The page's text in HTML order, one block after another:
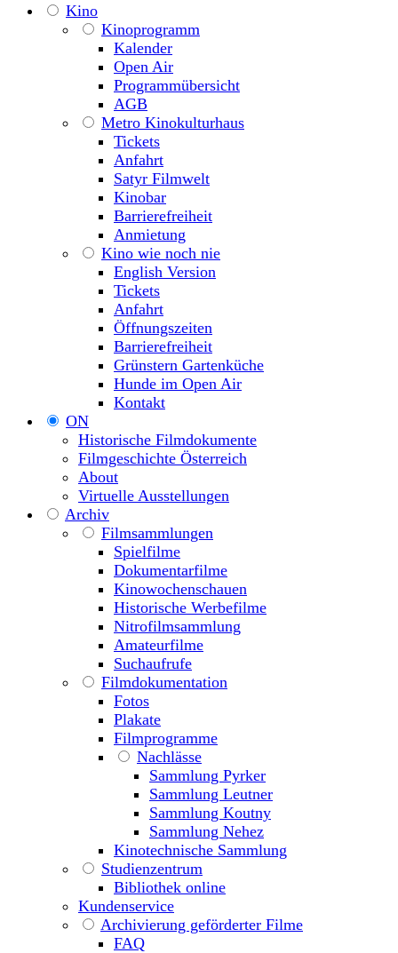
Kino
Kinoprogramm
Kalender
Open Air
Programmübersicht
AGB
Metro Kinokulturhaus
Tickets
Anfahrt
Satyr Filmwelt
Kinobar
Barrierefreiheit
Anmietung
Kino wie noch nie
English Version
Tickets
Anfahrt
Öffnungszeiten
Barrierefreiheit
Grünstern Gartenküche
Hunde im Open Air
Kontakt
ON
Historische Filmdokumente
Filmgeschichte Österreich
About
Virtuelle Ausstellungen
Archiv
Filmsammlungen
Spielfilme
Dokumentarfilme
Kinowochenschauen
Historische Werbefilme
Nitrofilmsammlung
Amateurfilme
Suchaufrufe
Filmdokumentation
Fotos
Plakate
Filmprogramme
Nachlässe
Sammlung Pyrker
Sammlung Leutner
Sammlung Koutny
Sammlung Nehez
Kinotechnische Sammlung
Studienzentrum
Bibliothek online
Kundenservice
Archivierung geförderter Filme
FAQ